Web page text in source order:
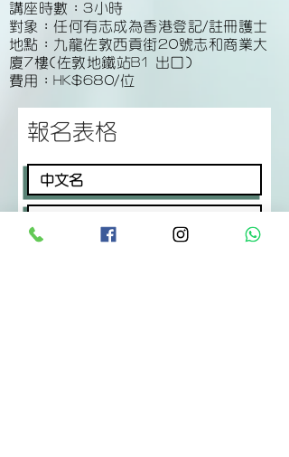
講座時數：3小時
對象：任何有志成為香港登記/註冊護士
地點：九龍佐敦西貢街20號志和商業大
廈7樓(佐敦地鐵站B1 出口)
費用：HK$680/位
報名表格